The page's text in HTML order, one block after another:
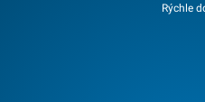
Rýchle